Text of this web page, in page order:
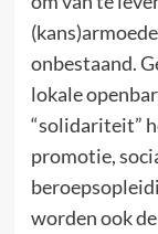
onbestaand.
lokale
“solidariteit”
promotie,
worden ook